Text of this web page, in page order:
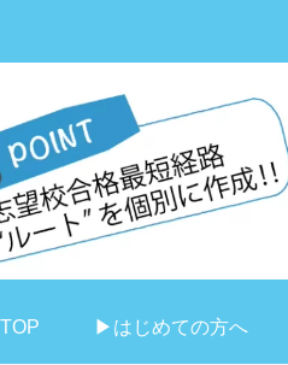
▶はじめての方へ